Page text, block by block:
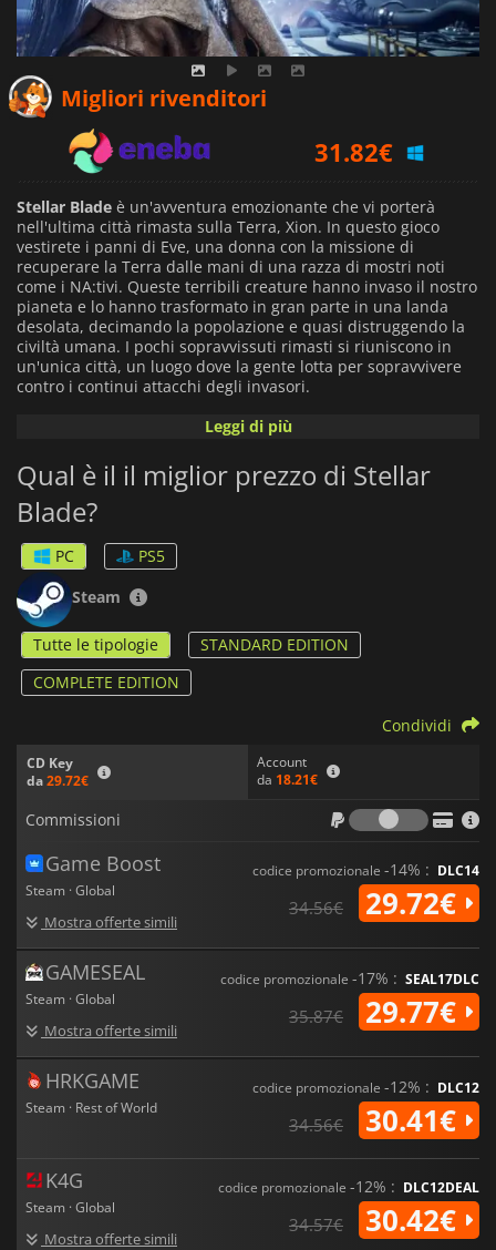
Migliori rivenditori
31.82€
39.99€
Stellar Blade è un'avventura emozionante che vi porterà
nell'ultima città rimasta sulla Terra, Xion. In questo gioco
vestirete i panni di Eve, una donna con la missione di
recuperare la Terra dalle mani di una razza di mostri noti
come i NA:tivi. Queste terribili creature hanno invaso il nostro
pianeta e lo hanno trasformato in gran parte in una landa
desolata, decimando la popolazione e quasi distruggendo la
civiltà umana. I pochi sopravvissuti rimasti si riuniscono in
un'unica città, un luogo dove la gente lotta per sopravvivere
contro i continui attacchi degli invasori.
, Eve dovrà stringere rapporti con gli abitanti
contempo potenti nemici in emozionanti battaglie basate
sull'azione. Eve potrà sviluppare diverse abilità che le
saranno molto utili per annientare i NA:tivi, ma ci sono molti
tipi di nemici, tra cui temibili boss, che metteranno a dura
prova le sue capacità di combattimento.
Stellar Bladeè un'avventura epica ambientata in un mondo
post-apocalittico, caratterizzata da una grafica
impressionante e da un gameplay ricco di azione.
Leggi di più
Qual è il il miglior prezzo di Stellar
Blade?
PC
PS5
Steam
Tutte le tipologie
STANDARD EDITION
COMPLETE EDITION
CD Key
da29.72€
Account
da 18.21€
Condividi
Commissioni
Game Boost
Steam · Global
Mostra offerte simili
codice promozionale -14% : DLC14
34.56€ 29.72€
GAMESEAL
Steam · Global
Mostra offerte simili
codice promozionale -17% : SEAL17DLC
35.87€ 29.77€
HRKGAME
Steam · Rest of World
codice promozionale -12% : DLC12
34.56€ 30.41€
K4G
Steam · Global
Mostra offerte simili
codice promozionale -12% : DLC12DEAL
34.57€ 30.42€